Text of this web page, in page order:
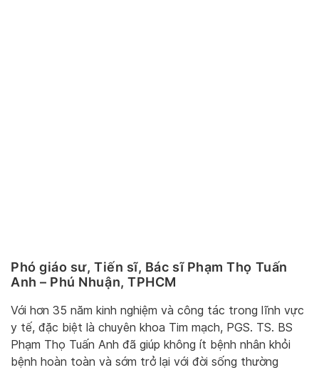
Phó giáo sư, Tiến sĩ, Bác sĩ Phạm Thọ Tuấn
Anh – Phú Nhuận, TPHCM
Với hơn 35 năm kinh nghiệm và công tác trong lĩnh vực
y tế, đặc biệt là chuyên khoa Tim mạch, PGS. TS. BS
Phạm Thọ Tuấn Anh đã giúp không ít bệnh nhân khỏi
bệnh hoàn toàn và sớm trở lại với đời sống thường